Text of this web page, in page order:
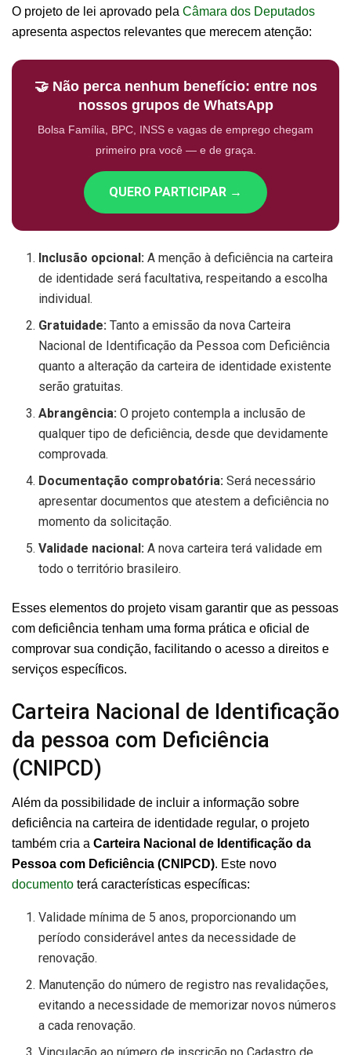
O projeto de lei aprovado pela Câmara dos Deputados
apresenta aspectos relevantes que merecem atenção:
🤝 Não perca nenhum benefício: entre nos
nossos grupos de WhatsApp
Bolsa Família, BPC, INSS e vagas de emprego chegam
primeiro pra você — e de graça.
QUERO PARTICIPAR →
Inclusão opcional: A menção à deficiência na carteira
de identidade será facultativa, respeitando a escolha
individual.
Gratuidade: Tanto a emissão da nova Carteira
Nacional de Identificação da Pessoa com Deficiência
quanto a alteração da carteira de identidade existente
serão gratuitas.
Abrangência: O projeto contempla a inclusão de
qualquer tipo de deficiência, desde que devidamente
comprovada.
Documentação comprobatória: Será necessário
apresentar documentos que atestem a deficiência no
momento da solicitação.
Validade nacional: A nova carteira terá validade em
todo o território brasileiro.
Esses elementos do projeto visam garantir que as pessoas
com deficiência tenham uma forma prática e oficial de
comprovar sua condição, facilitando o acesso a direitos e
serviços específicos.
Carteira Nacional de Identificação
da pessoa com Deficiência
(CNIPCD)
Além da possibilidade de incluir a informação sobre
deficiência na carteira de identidade regular, o projeto
também cria a Carteira Nacional de Identificação da
Pessoa com Deficiência (CNIPCD). Este novo
documento terá características específicas:
Validade mínima de 5 anos, proporcionando um
período considerável antes da necessidade de
renovação.
Manutenção do número de registro nas revalidações,
evitando a necessidade de memorizar novos números
a cada renovação.